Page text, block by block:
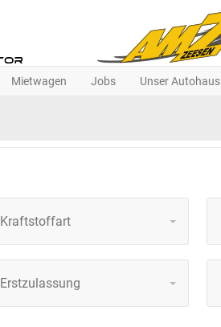
Mietwagen Jobs Unser Autohaus
Kraftstoffart
Erstzulassung